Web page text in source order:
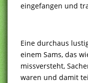
eingefangen und
Eine durchaus
einem Sams, das
missversteht,
waren und damit